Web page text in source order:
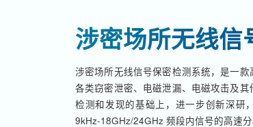
涉密场所无线
涉密场所无线信号保密检测系统，是一
各类窃密泄密、电磁泄漏、电磁攻击及
检测和发现的基础上，进一步创新深研
9kHz-18GHz/24GHz 频段内信号的高速